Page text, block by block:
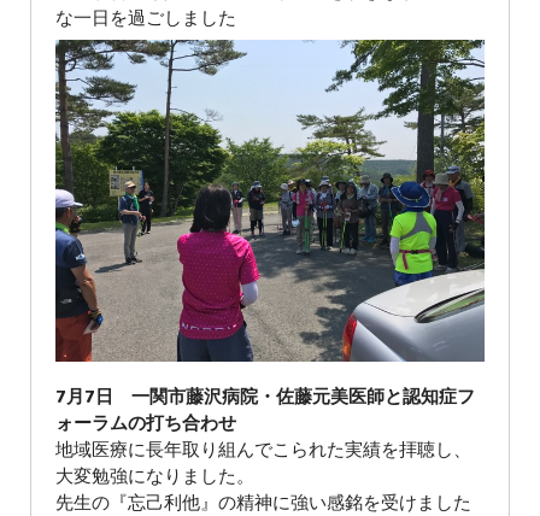
な一日を過ごしました
7月7日 一関市藤沢病院・佐藤元美医師と認知症フ
ォーラムの打ち合わせ
地域医療に長年取り組んでこられた実績を拝聴し、
大変勉強になりました。
先生の『忘己利他』の精神に強い感銘を受けました